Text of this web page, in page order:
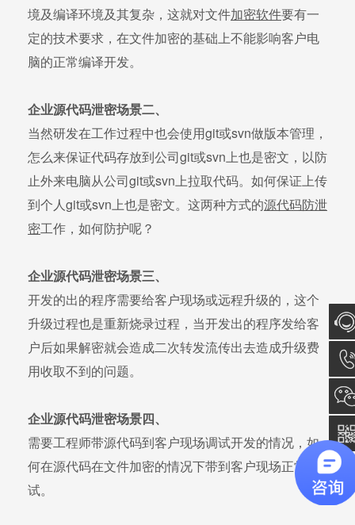
境及编译环境及其复杂，这就对文件加密软件要有一
定的技术要求，在文件加密的基础上不能影响客户电
脑的正常编译开发。
企业源代码泄密场景二、
当然研发在工作过程中也会使用git或svn做版本管理，
怎么来保证代码存放到公司git或svn上也是密文，以防
止外来电脑从公司git或svn上拉取代码。如何保证上传
到个人git或svn上也是密文。这两种方式的源代码防泄
密工作，如何防护呢？
企业源代码泄密场景三、
开发的出的程序需要给客户现场或远程升级的，这个
升级过程也是重新烧录过程，当开发出的程序发给客
户后如果解密就会造成二次转发流传出去造成升级费
用收取不到的问题。
企业源代码泄密场景四、
需要工程师带源代码到客户现场调试开发的情况，如
何在源代码在文件加密的情况下带到客户现场正常调
试。
在
询